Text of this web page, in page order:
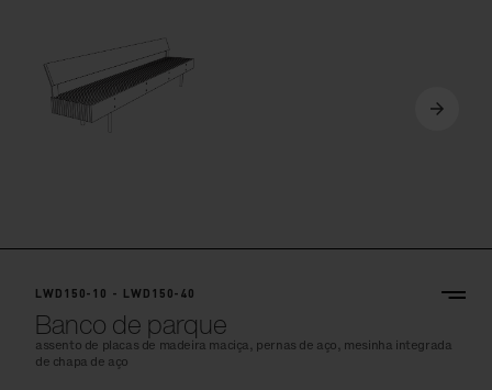
LWD150-10 - LWD150-40
Banco de parque
assento de placas de madeira maciça, pernas de aço, mesinha integrada
de chapa de aço